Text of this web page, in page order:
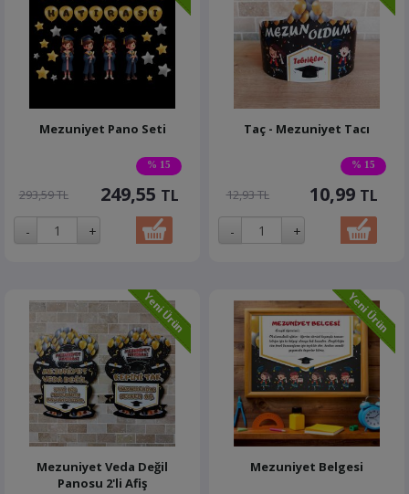
% 15
Mezuniyet Pano Seti
293,59 TL 249,55 TL
% 15
Taç - Mezuniyet Tacı
12,93 TL 10,99 TL
Mezuniyet Veda Değil
Panosu 2'li Afiş
Mezuniyet Belgesi